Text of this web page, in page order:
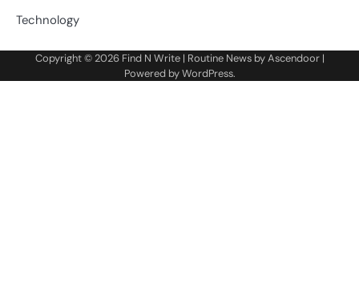
Technology
Copyright © 2026 Find N Write| Routine News byAscendoor|
Powered byWordPress.